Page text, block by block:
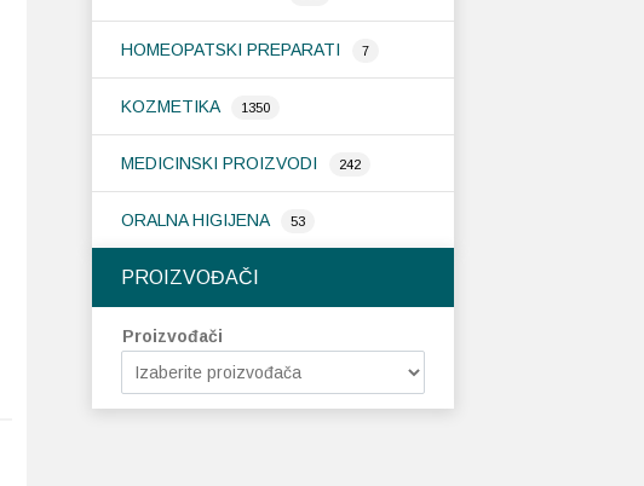
HOMEOPATSKI PREPARATI 7
KOZMETIKA 1350
MEDICINSKI PROIZVODI 242
ORALNA HIGIJENA 53
PROIZVOĐAČI
Proizvođači